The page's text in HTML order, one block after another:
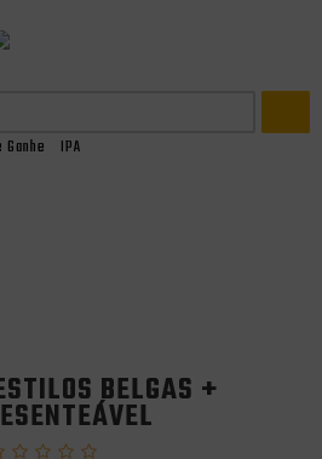
Ganhe IPA
BELGAS +